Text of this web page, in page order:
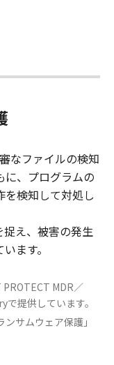
なファイルの検知
に、プログラムの
検知して対処し
え、被害の発生
ます。
MDR／
提供しています。
サムウェア保護」